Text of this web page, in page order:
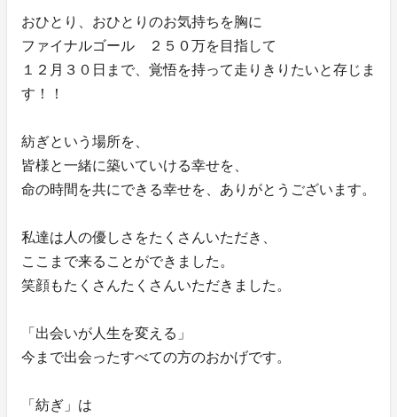
おひとり、おひとりのお気持ちを胸に
ファイナルゴール ２５０万を目指して
１２月３０日まで、覚悟を持って走りきりたいと存じま
す！！
紡ぎという場所を、
皆様と一緒に築いていける幸せを、
命の時間を共にできる幸せを、ありがとうございます。
私達は人の優しさをたくさんいただき、
ここまで来ることができました。
笑顔もたくさんたくさんいただきました。
「出会いが人生を変える」
今まで出会ったすべての方のおかげです。
「紡ぎ」は